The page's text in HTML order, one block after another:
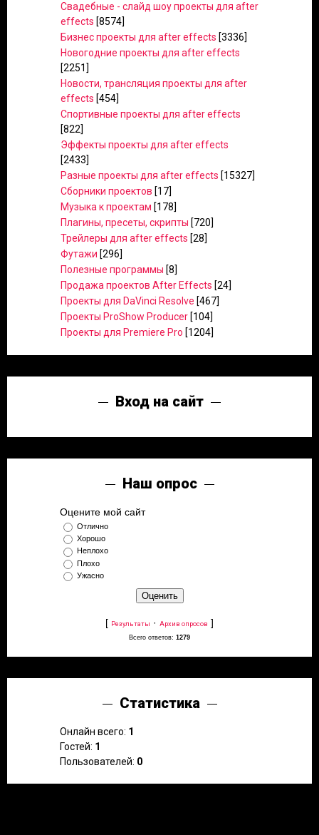
Свадебные - слайд шоу проекты для after
effects [8574]
Бизнес проекты для after effects [3336]
Новогодние проекты для after effects
[2251]
Новости, трансляция проекты для after
effects [454]
Спортивные проекты для after effects
[822]
Эффекты проекты для after effects
[2433]
Разные проекты для after effects [15327]
Сборники проектов [17]
Музыка к проектам [178]
Плагины, пресеты, скрипты [720]
Трейлеры для after effects [28]
Футажи [296]
Полезные программы [8]
Продажа проектов After Effects [24]
Проекты для DaVinci Resolve [467]
Проекты ProShow Producer [104]
Проекты для Premiere Pro [1204]
Вход на сайт
Наш опрос
Оцените мой сайт
Отлично
Хорошо
Неплохо
Плохо
Ужасно
[ Результаты · Архив опросов ]
Всего ответов: 1279
Статистика
Онлайн всего: 1
Гостей: 1
Пользователей: 0